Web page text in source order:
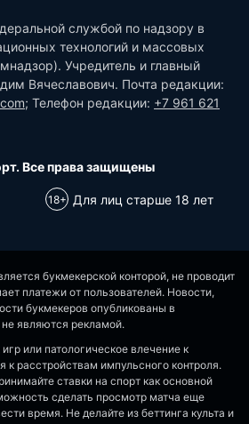
службой по надзору в
технологий и массовых
Учредитель и главный
Вячеславович. Почта редакции:
; Телефон редакции: +7 961 621
Все права защищены
Для лиц старше 18 лет
букмекерской конторой, не проводит
платежи от пользователей. Новости,
букмекеров опубликованы в
являются рекламой.
или патологическое влечение к
к расстройствам импульсного контроля.
ставки на спорт как основной
сделать просмотр матча еще
время. Не делайте из беттинга культа и